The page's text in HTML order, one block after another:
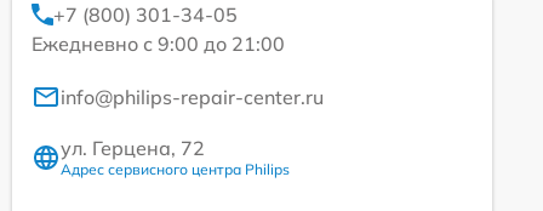
+7 (800) 301-34-05
Ежедневно с 9:00 до 21:00
info@philips-repair-center.ru
ул. Герцена, 72
Адрес сервисного центра Philips